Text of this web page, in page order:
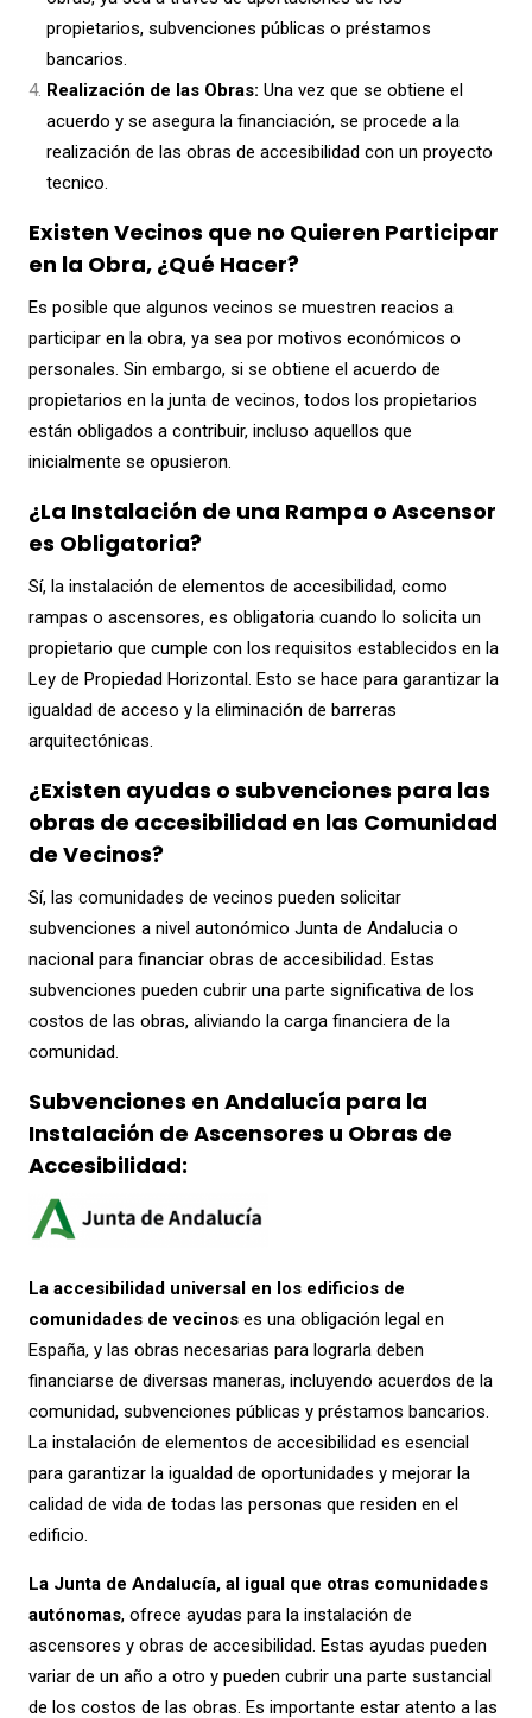
propietarios, subvenciones públicas o préstamos
bancarios.
Realización de las Obras: Una vez que se obtiene el
acuerdo y se asegura la financiación, se procede a la
realización de las obras de accesibilidad con un proyecto
tecnico.
Existen Vecinos que no Quieren Participar
en la Obra, ¿Qué Hacer?
Es posible que algunos vecinos se muestren reacios a
participar en la obra, ya sea por motivos económicos o
personales. Sin embargo, si se obtiene el acuerdo de
propietarios en la junta de vecinos, todos los propietarios
están obligados a contribuir, incluso aquellos que
inicialmente se opusieron.
¿La Instalación de una Rampa o Ascensor
es Obligatoria?
Sí, la instalación de elementos de accesibilidad, como
rampas o ascensores, es obligatoria cuando lo solicita un
propietario que cumple con los requisitos establecidos en la
Ley de Propiedad Horizontal. Esto se hace para garantizar la
igualdad de acceso y la eliminación de barreras
arquitectónicas.
¿Existen ayudas o subvenciones para las
obras de accesibilidad en las Comunidad
de Vecinos?
Sí, las comunidades de vecinos pueden solicitar
subvenciones a nivel autonómico Junta de Andalucia o
nacional para financiar obras de accesibilidad. Estas
subvenciones pueden cubrir una parte significativa de los
costos de las obras, aliviando la carga financiera de la
comunidad.
Subvenciones en Andalucía para la
Instalación de Ascensores u Obras de
Accesibilidad:
La accesibilidad universal en los edificios de
comunidades de vecinoses una obligación legal en
España, y las obras necesarias para lograrla deben
financiarse de diversas maneras, incluyendo acuerdos de la
comunidad, subvenciones públicas y préstamos bancarios.
La instalación de elementos de accesibilidad es esencial
para garantizar la igualdad de oportunidades y mejorar la
calidad de vida de todas las personas que residen en el
edificio.
La Junta de Andalucía, al igual que otras comunidades
autónomas, ofrece ayudas para la instalación de
ascensores y obras de accesibilidad. Estas ayudas pueden
variar de un año a otro y pueden cubrir una parte sustancial
de los costos de las obras. Es importante estar atento a las